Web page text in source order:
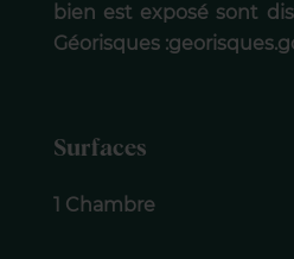
bien est exposé sont
Géorisques
Surfaces
1 Chambre